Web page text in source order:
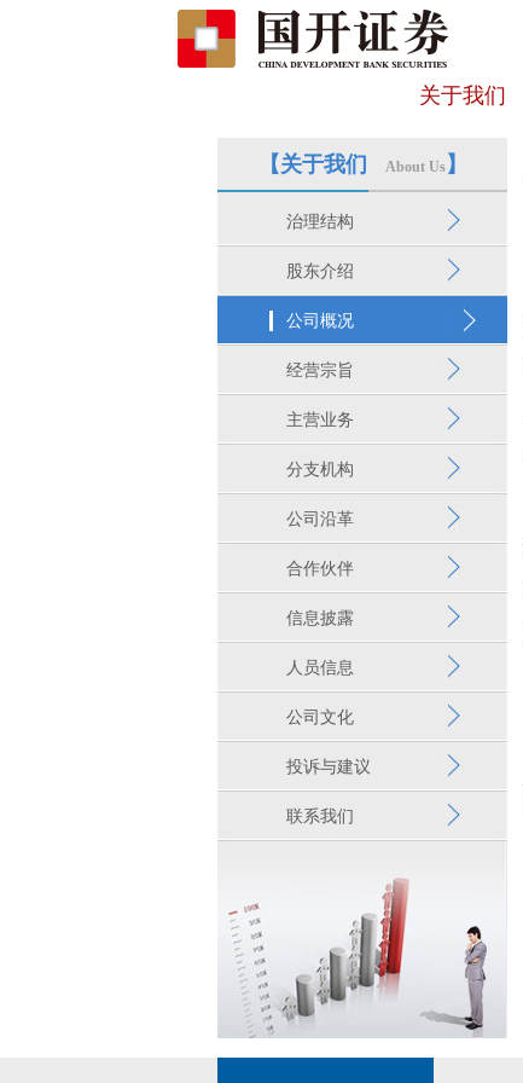
关于我们
【关于我们 About Us】
治理结构
股东介绍
公司概况
经营宗旨
主营业务
分支机构
公司沿革
合作伙伴
信息披露
人员信息
公司文化
投诉与建议
联系我们